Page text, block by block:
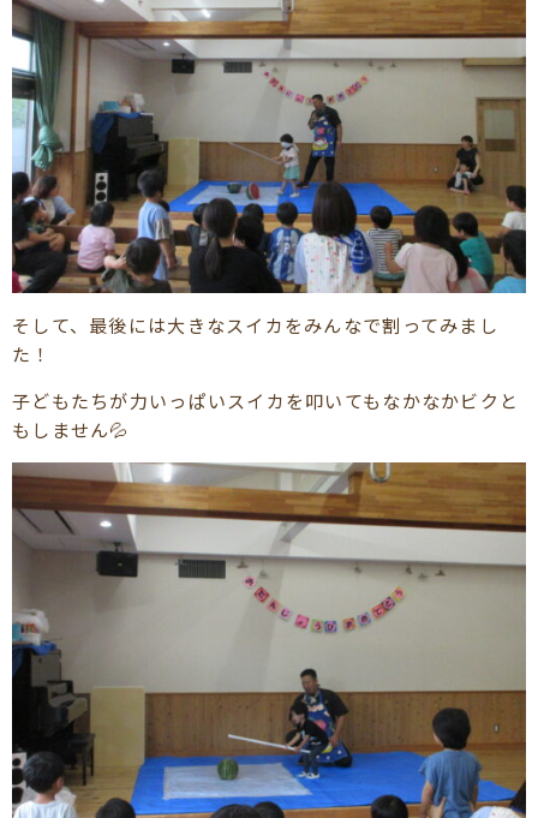
そして、最後には大きなスイカをみんなで割ってみまし
た！
子どもたちが力いっぱいスイカを叩いてもなかなかビクと
もしません💦